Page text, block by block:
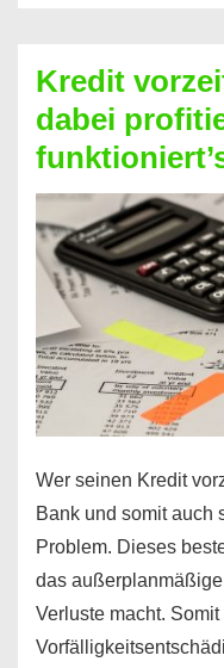
Kredit
berechnen
–
Mit
diesen
Regeln!
Kredit
dabei
Wer seinen Kredit
Bank und somit auch
Problem. Dieses
das
Verluste macht.